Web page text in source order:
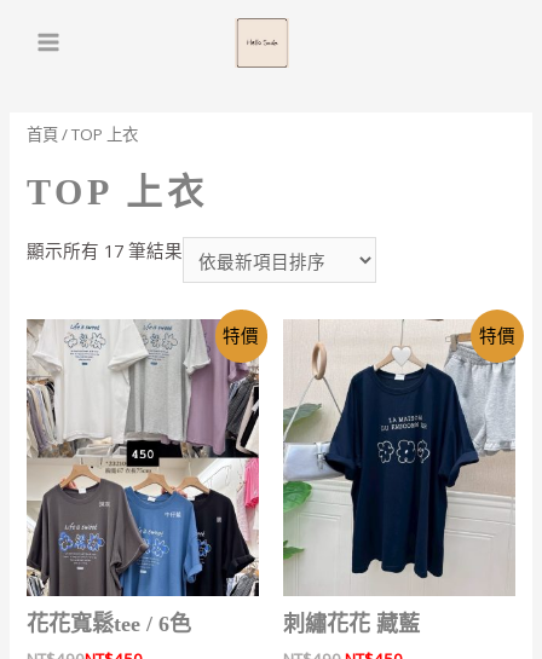
Main
首頁/ TOP 上衣
TOP 上衣
顯示所有 17 筆結果
最
項
目
排
序
特價
花花寬鬆tee / 6色
特價
刺繡花花 藏藍